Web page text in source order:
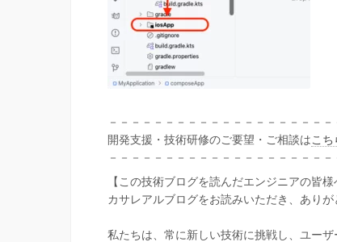
－－－－－－－－－－－－－－－－－－－－
開発支援・技術研修のご要望・ご相談はこち
－－－－－－－－－－－－－－－－－－－－
【この技術ブログを読んだエンジニアの皆様
カサレアルブログをお読みいただき、ありが
私たちは、常に新しい技術に挑戦し、ユー